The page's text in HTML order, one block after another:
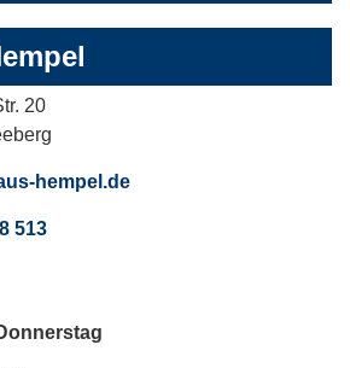
20
hempel.de
513